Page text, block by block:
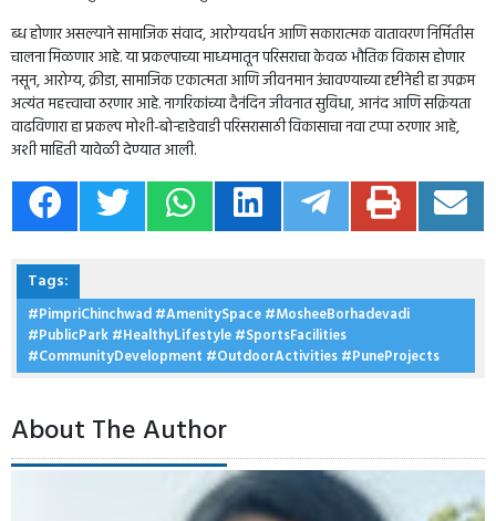
ब्ध होणार असल्याने सामाजिक संवाद, आरोग्यवर्धन आणि सकारात्मक वातावरण निर्मितीस
चालना मिळणार आहे. या प्रकल्पाच्या माध्यमातून परिसराचा केवळ भौतिक विकास होणार
नसून, आरोग्य, क्रीडा, सामाजिक एकात्मता आणि जीवनमान उंचावण्याच्या दृष्टीनेही हा उपक्रम
अत्यंत महत्त्वाचा ठरणार आहे. नागरिकांच्या दैनंदिन जीवनात सुविधा, आनंद आणि सक्रियता
वाढविणारा हा प्रकल्प मोशी-बोऱ्हाडेवाडी परिसरासाठी विकासाचा नवा टप्पा ठरणार आहे,
अशी माहिती यावेळी देण्यात आली.
Tags:
#PimpriChinchwad #AmenitySpace #MosheeBorhadevadi
#PublicPark #HealthyLifestyle #SportsFacilities
#CommunityDevelopment #OutdoorActivities #PuneProjects
About The Author